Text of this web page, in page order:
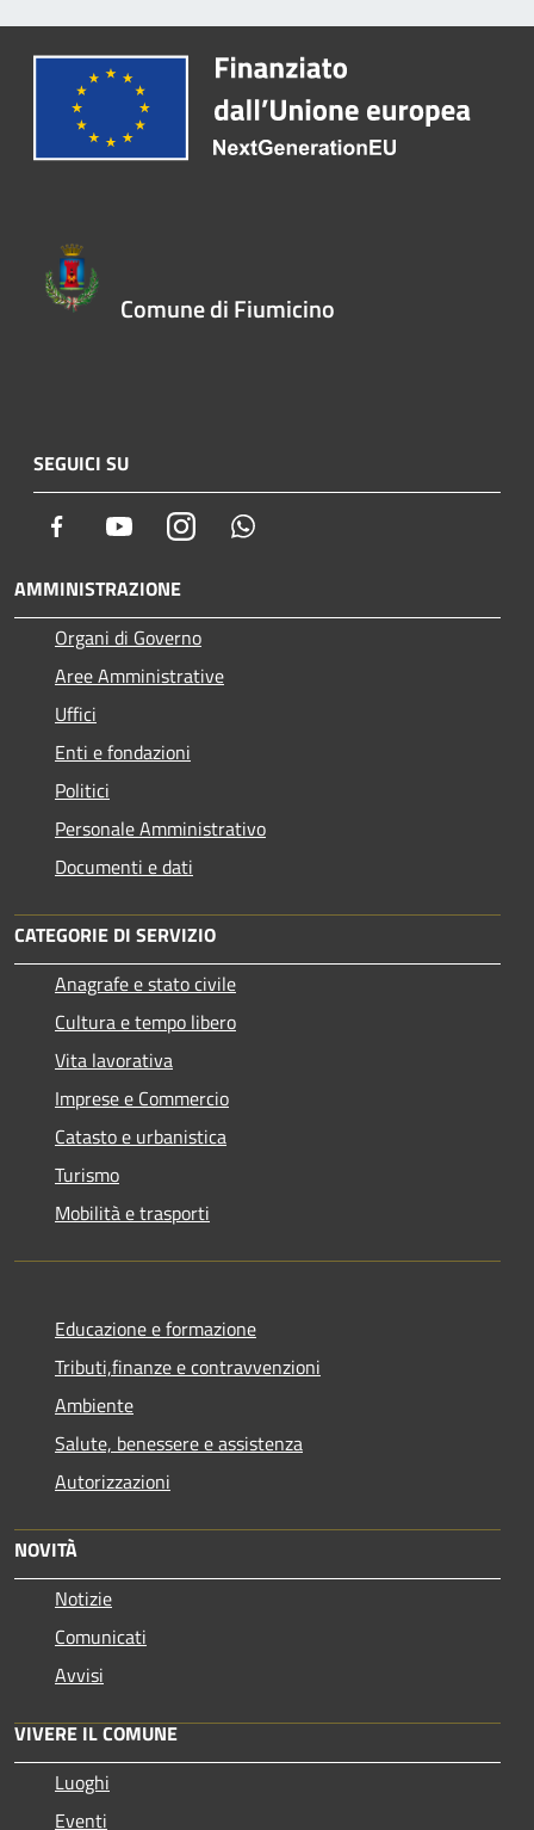
Comune di Fiumicino
SEGUICI SU
Facebook YoutubeInstagram
AMMINISTRAZIONE
Organi di Governo
Aree Amministrative
Uffici
Enti e fondazioni
Politici
Personale Amministrativo
Documenti e dati
CATEGORIE DI SERVIZIO
Anagrafe e stato civile
Cultura e tempo libero
Vita lavorativa
Imprese e Commercio
Catasto e urbanistica
Turismo
Mobilità e trasporti
Educazione e formazione
Tributi,finanze e contravvenzioni
Ambiente
Salute, benessere e assistenza
Autorizzazioni
NOVITÀ
Notizie
Comunicati
Avvisi
VIVERE IL COMUNE
Luoghi
Eventi